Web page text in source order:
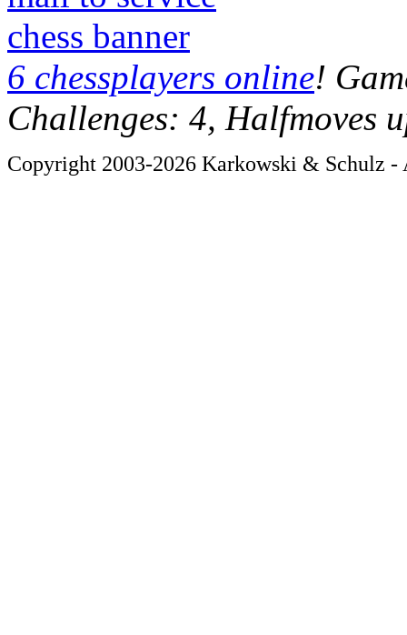
chess banner
6 chessplayers online!
Challenges: 4, Halfmoves
Copyright 2003-2026 Karkowski & Schulz